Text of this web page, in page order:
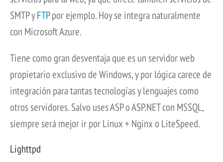
SMTP yFTPpor ejemplo. Hoy se integra naturalmente
con Microsoft Azure.
Tiene como gran desventaja que es un servidor web
propietario exclusivo de Windows, y por lógica carece de
integración para tantas tecnologías y lenguajes como
otros servidores. Salvo uses ASP o ASP.NET con MSSQL,
siempre será mejor ir por Linux + Nginx o LiteSpeed.
Lighttpd